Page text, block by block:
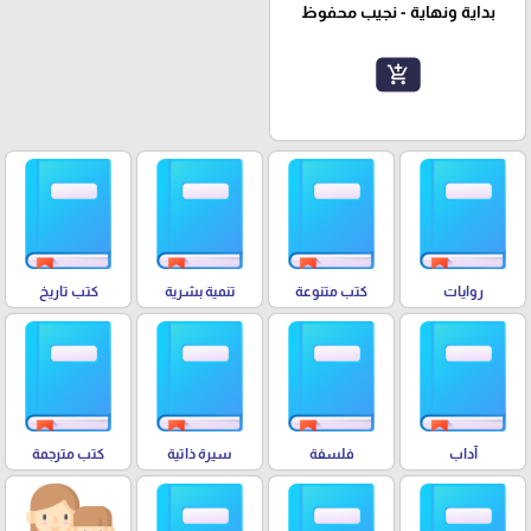
بداية ونهاية - نجيب محفوظ
add_shopping_cart
روايات كتب متنوعة تنمية بشرية كتب تاريخ
آداب فلسفة سيرة ذاتية كتب مترجمة